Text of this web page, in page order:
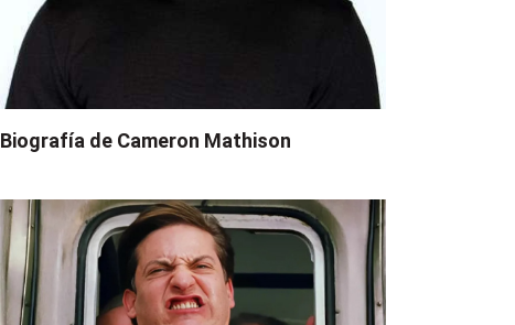
Biografía de Cameron Mathison